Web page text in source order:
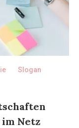
Slogan
Netz